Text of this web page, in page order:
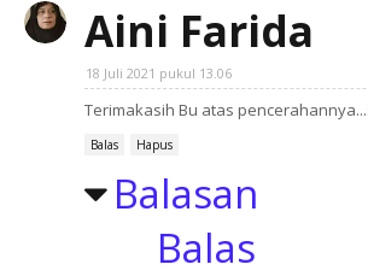
Aini Farida
18 Juli 2021 pukul 13.06
Terimakasih Bu atas
Balas Hapus
Balasan
Balas